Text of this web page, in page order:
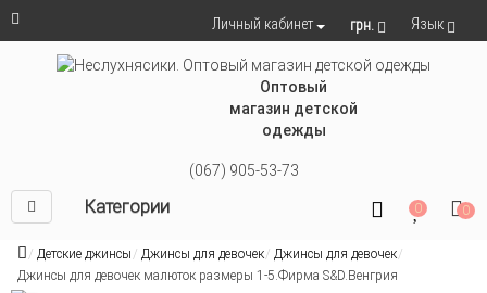
Личный кабинет грн. Язык
Оптовый
магазин детской
одежды
(067) 905-53-73
Категории 0 0
Детские джинсы Джинсы для девочек
Джинсы для девочек
Джинсы для девочек малюток размеры 1-5.Фирма S&D.Венгрия